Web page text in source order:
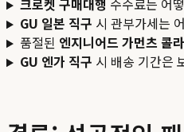
크로켓 구매대행 수수료는 어
GU 일본 직구 시 관부가세는
품절된 엔지니어드 가먼츠 콜
GU 엔가 직구 시 배송 기간은